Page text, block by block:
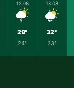
12.08
29°
24°
13.08
32°
23°